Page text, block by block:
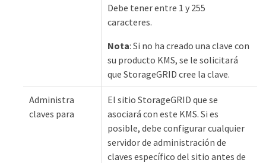
Debe tener entre 1 y 255
caracteres.
Nota: Si no ha creado una clave con
su producto KMS, se le solicitará
que StorageGRID cree la clave.
Administra
claves para
El sitio StorageGRID que se
asociará con este KMS. Si es
posible, debe configurar cualquier
servidor de administración de
claves específico del sitio antes de